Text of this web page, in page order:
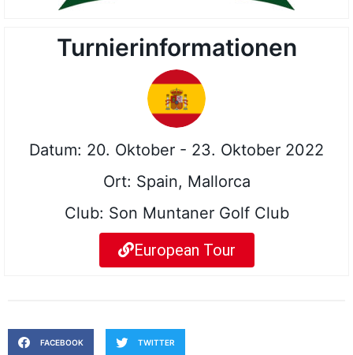
Turnierinformationen
Datum: 20. Oktober - 23. Oktober 2022
Ort: Spain, Mallorca
Club: Son Muntaner Golf Club
European Tour
FACEBOOK TWITTER